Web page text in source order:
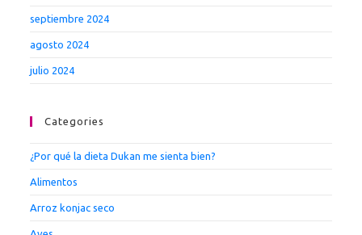
septiembre 2024
agosto 2024
julio 2024
Categories
¿Por qué la dieta Dukan me sienta bien?
Alimentos
Arroz konjac seco